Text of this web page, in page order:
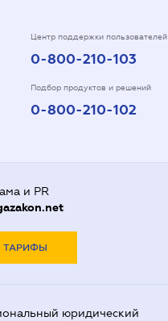
Центр поддержки пользователей
0-800-210-103
Подбор продуктов и решений
0-800-210-102
и PR
ТАРИФЫ
юридический